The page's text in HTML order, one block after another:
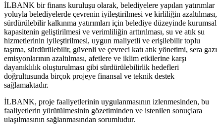
İLBANK bir finans kuruluşu olarak, belediyelere yapılan yatırımlar
yoluyla belediyelerde çevrenin iyileştirilmesi ve kirliliğin azaltılması,
sürdürülebilir kalkınma yatırımları için belediye düzeyinde kurumsal
kapasitenin geliştirilmesi ve verimliliğin arttırılması, su ve atık su
hizmetlerinin iyileştirilmesi, uygun maliyetli ve erişilebilir toplu
taşıma, sürdürülebilir, güvenli ve çevreci katı atık yönetimi, sera gazı
emisyonlarının azaltılması, afetlere ve iklim etkilerine karşı
dayanıklılık oluşturulması gibi sürdürülebilirlik hedefleri
doğrultusunda birçok projeye finansal ve teknik destek
sağlamaktadır.
İLBANK, proje faaliyetlerinin uygulanmasının izlenmesinden, bu
faaliyetlerin yürütülmesinin gözetiminden ve istenilen sonuçlara
ulaşılmasının sağlanmasından sorumludur.